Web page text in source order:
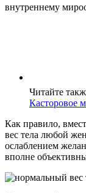
внутреннему
Читайте
Касторовое
Как правило,
вес тела любой
ослаблением
вполне